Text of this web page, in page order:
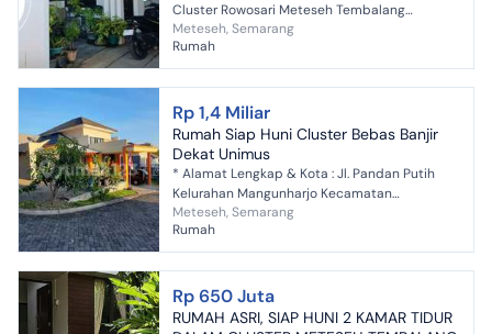
Cluster Rowosari Meteseh Tembalang
Semarang Luas Tanah 72m² Luas Bangunan
Meteseh, Semarang
Rumah
Rp 1,4 Miliar
Rumah Siap Huni Cluster Bebas Banjir
Dekat Unimus
* Alamat Lengkap & Kota : Jl. Pandan Putih
Kelurahan Mangunharjo Kecamatan
Tembalang Semarang * Luas Tanah : 150 *
Luas Bangunan : 80 * Jumlah Ka...
Meteseh, Semarang
Rumah
Rp 650 Juta
RUMAH ASRI, SIAP HUNI 2 KAMAR TIDUR